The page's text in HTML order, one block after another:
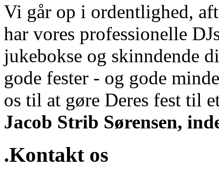
Vi går op i ordentlighed,
har vores professionelle
jukebokse og skinndende
gode fester - og gode
os til at gøre Deres fest til
Jacob Strib Sørensen,
.Kontakt os